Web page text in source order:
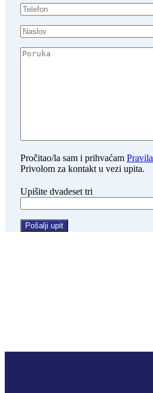
Pročitao/la sam i prihvaćam Pravila
Privolom za kontakt u vezi upita.
Upišite dvadeset tri